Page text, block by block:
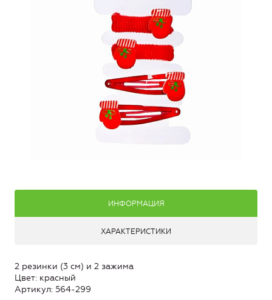
ИНФОРМАЦИЯ
ХАРАКТЕРИСТИКИ
2 резинки (3 см) и 2 зажима
Цвет: красный
Артикул: 564-299